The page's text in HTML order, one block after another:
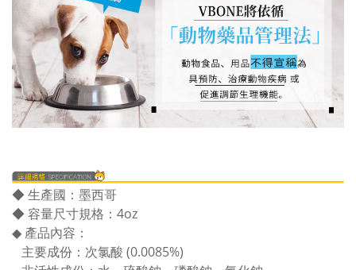
◆ 生產國：墨西哥
◆ 容量尺寸規格：4oz
◆ 產品內容：
主要成份：次氯酸 (0.0085%)